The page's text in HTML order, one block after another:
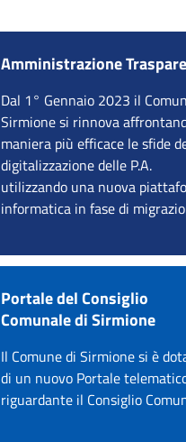
Amministrazione
Dal 1° Gennaio 2023 il
Sirmione si rinnova
maniera più efficace le sfide
digitalizzazione delle P.A.
utilizzando una nuova
informatica in fase di
Portale del Consiglio
Comunale di Sirmione
Il Comune di Sirmione si è
di un nuovo Portale
riguardante il Consiglio